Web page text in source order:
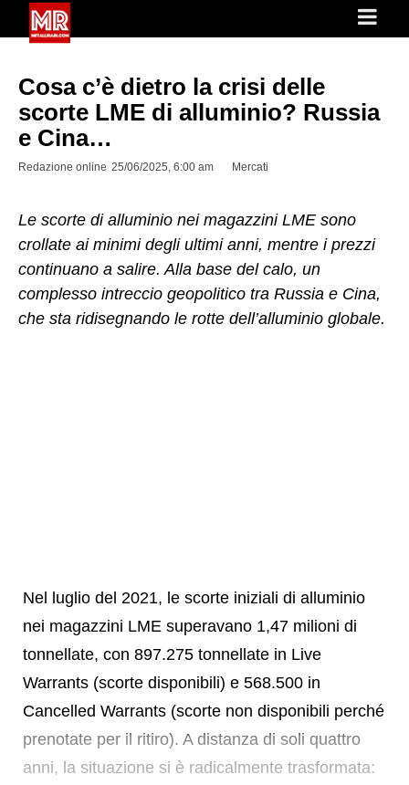
Cosa c’è dietro la crisi delle
scorte LME di alluminio? Russia
e Cina…
Redazione online 25/06/2025, 6:00 am Mercati
Le scorte di alluminio nei magazzini LME sono
crollate ai minimi degli ultimi anni, mentre i prezzi
continuano a salire. Alla base del calo, un
complesso intreccio geopolitico tra Russia e Cina,
che sta ridisegnando le rotte dell’alluminio globale.
Nel luglio del 2021, le scorte iniziali di alluminio
nei magazzini LME superavano 1,47 milioni di
tonnellate, con 897.275 tonnellate in Live
Warrants (scorte disponibili) e 568.500 in
Cancelled Warrants (scorte non disponibili perché
prenotate per il ritiro). A distanza di soli quattro
anni, la situazione si è radicalmente trasformata: